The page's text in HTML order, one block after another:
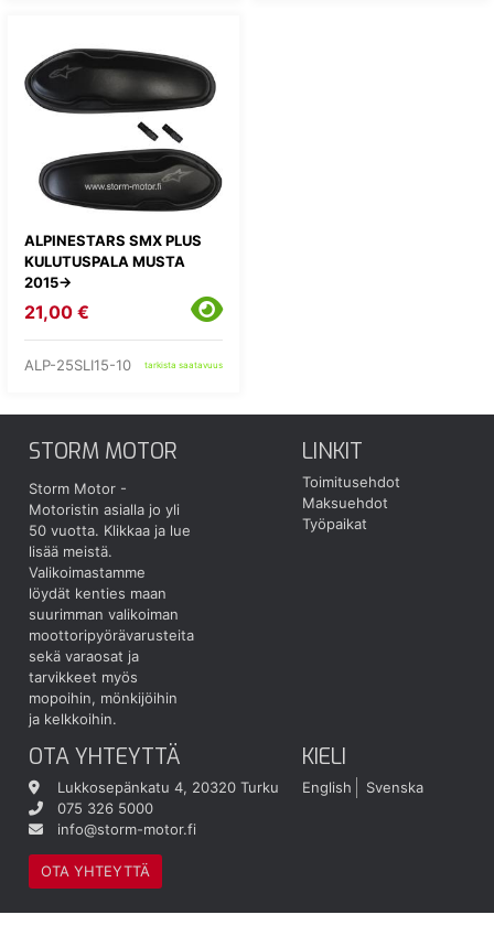
ALPINESTARS SMX PLUS
KULUTUSPALA MUSTA
2015->
21,00 €
ALP-25SLI15-10 tarkista saatavuus
STORM MOTOR
Storm Motor -
Motoristin asialla jo yli
50 vuotta. Klikkaa ja lue
lisää meistä.
Valikoimastamme
löydät kenties maan
suurimman valikoiman
moottoripyörävarusteita
sekä varaosat ja
tarvikkeet myös
mopoihin, mönkijöihin
ja kelkkoihin.
LINKIT
Toimitusehdot
Maksuehdot
Työpaikat
OTA YHTEYTTÄ
Lukkosepänkatu 4, 20320 Turku
075 326 5000
info@storm-motor.fi
OTA YHTEYTTÄ
KIELI
English Svenska